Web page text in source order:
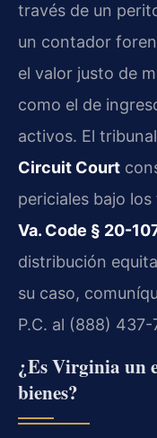
través de un
un contador
el valor justo de
como el de
activos. El
Circuit Court
periciales bajo
Va. Code § 20-
distribución
su caso,
P.C. al (888) 437-
¿Es Virginia un
bienes?